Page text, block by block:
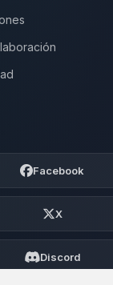
Facebook
X
Discord